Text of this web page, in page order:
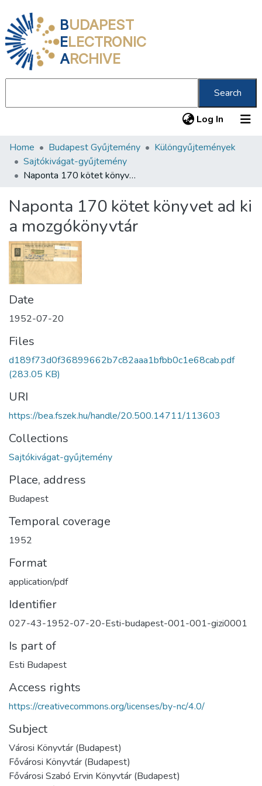
BUDAPEST
ELECTRONIC
ARCHIVE
Search
Log In (current)
Communities & Collections
All of DSpace
About us
Home Budapest Gyűjtemény
Különgyűjtemények
Sajtókivágat-gyűjtemény
Naponta 170 kötet könyvet ad ki a mozgókönyvtár
Naponta 170 kötet könyvet ad ki
a mozgókönyvtár
Date
1952-07-20
Files
d189f73d0f36899662b7c82aaa1bfbb0c1e68cab.pdf
(283.05 KB)
URI
https://bea.fszek.hu/handle/20.500.14711/113603
Collections
Sajtókivágat-gyűjtemény
Place, address
Budapest
Temporal coverage
1952
Format
application/pdf
Identifier
027-43-1952-07-20-Esti-budapest-001-001-gizi0001
Is part of
Esti Budapest
Access rights
https://creativecommons.org/licenses/by-nc/4.0/
Subject
Városi Könyvtár (Budapest)
Fővárosi Könyvtár (Budapest)
Fővárosi Szabó Ervin Könyvtár (Budapest)